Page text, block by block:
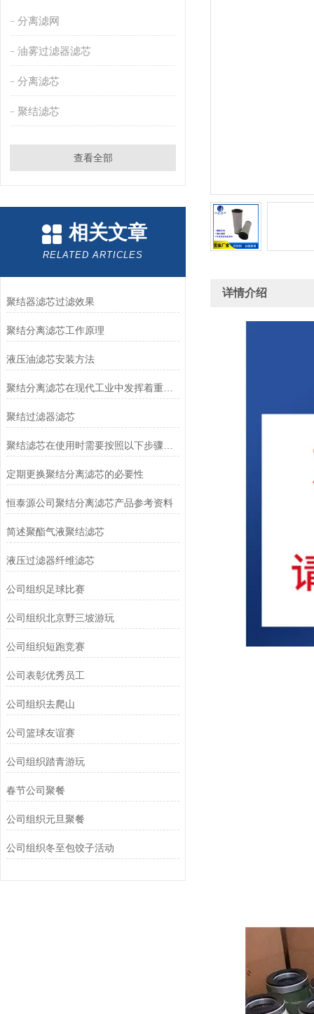
分离滤网
油雾过滤器滤芯
分离滤芯
聚结滤芯
查看全部
相关文章
RELATED ARTICLES
聚结器滤芯过滤效果
聚结分离滤芯工作原理
液压油滤芯安装方法
聚结分离滤芯在现代工业中发挥着重要作用
聚结过滤器滤芯
定期更换聚结分离滤芯的必要性
恒泰源公司聚结分离滤芯产品参考资料
简述聚酯气液聚结滤芯
液压过滤器纤维滤芯
公司组织足球比赛
公司组织北京野三坡游玩
公司组织短跑竞赛
公司表彰优秀员工
公司组织去爬山
公司篮球友谊赛
公司组织踏青游玩‌
春节公司聚餐
公司组织元旦聚餐
公司组织冬至包饺子活动
详情介绍